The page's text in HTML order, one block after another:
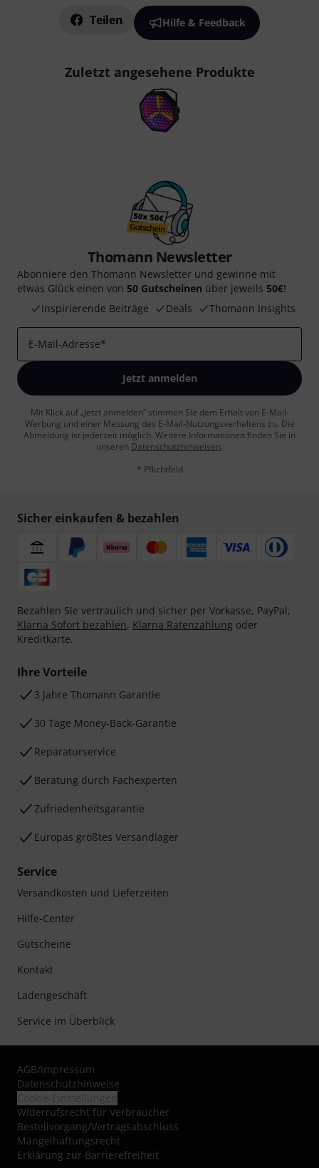
Teilen Hilfe & Feedback
Zuletzt angesehene Produkte
Thomann Newsletter
Abonniere den Thomann Newsletter und gewinne mit
etwas Glück einen von 50 Gutscheinen über jeweils 50€!
Inspirierende Beiträge
Deals Thomann Insights
E-Mail-Adresse*
Jetzt anmelden
Mit Klick auf „Jetzt anmelden“ stimmen Sie dem Erhalt von E-Mail-
Werbung und einer Messung des E-Mail-Nutzungsverhaltens zu. Die
Abmeldung ist jederzeit möglich. Weitere Informationen finden Sie in
unseren Datenschutzhinweisen.
* Pflichtfeld
Sicher einkaufen & bezahlen
Bezahlen Sie vertraulich und sicher per Vorkasse, PayPal,
Klarna Sofort bezahlen, Klarna Ratenzahlung oder
Kreditkarte.
Ihre Vorteile
3 Jahre Thomann Garantie
30 Tage Money-Back-Garantie
Reparaturservice
Beratung durch Fachexperten
Zufriedenheitsgarantie
Europas größtes Versandlager
Service
Versandkosten und Lieferzeiten
Hilfe-Center
Gutscheine
Kontakt
Ladengeschäft
Service im Überblick
AGB/Impressum
Datenschutzhinweise
Widerrufsrecht für Verbraucher
Bestellvorgang/Vertragsabschluss
Mängelhaftungsrecht
Erklärung zur Barrierefreiheit